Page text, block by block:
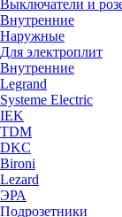
Выключатели и
Внутренние
Наружные
Для электроплит
Внутренние
Legrand
Systeme Electric
IEK
TDM
DKC
Bironi
Lezard
ЭРА
Подрозетники